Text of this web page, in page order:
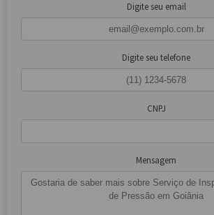
Digite seu email
Digite seu telefone
CNPJ
Mensagem